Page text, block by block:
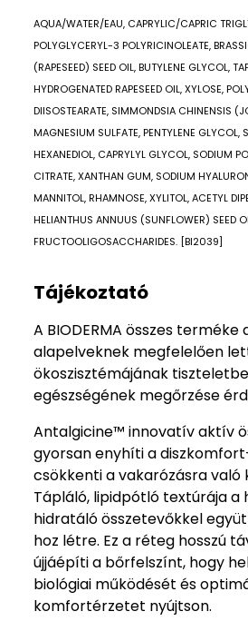
AQUA/WATER/EAU, CAPRYLIC/CAPRIC
POLYGLYCERYL-3 POLYRICINOLEATE,
(RAPESEED) SEED OIL, BUTYLENE GLYCOL,
HYDROGENATED RAPESEED OIL, XYLOSE,
DIISOSTEARATE, SIMMONDSIA CHINENSIS
MAGNESIUM SULFATE, PENTYLENE GLYCOL,
HEXANEDIOL, CAPRYLYL GLYCOL, SODIUM
CITRATE, XANTHAN GUM, SODIUM
MANNITOL, RHAMNOSE, XYLITOL, ACETYL
HELIANTHUS ANNUUS (SUNFLOWER) SEED
FRUCTOOLIGOSACCHARIDES. [BI2039]
Tájékoztató
A BIODERMA összes terméke
alapelveknek megfelelően
ökoszisztémájának
egészségének megőrzése
Antalgicine™ innovatív aktív
gyorsan enyhíti a
csökkenti a vakarózásra való
Tápláló, lipidpótló textúrája a
hidratáló összetevőkkel
hoz létre. Ez a réteg hosszú
újjáépíti a bőrfelszínt, hogy
biológiai működését és
komfortérzetet nyújtson.